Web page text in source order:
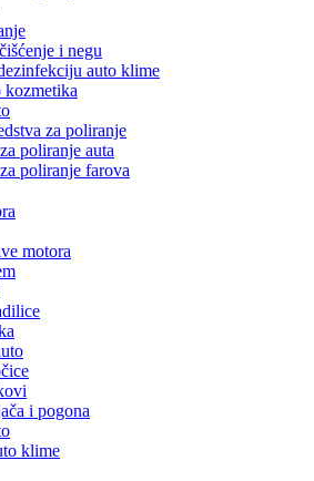
i negu
auto klime
kozmetika
za poliranje
poliranje auta
poliranje farova
motora
i pogona
klime